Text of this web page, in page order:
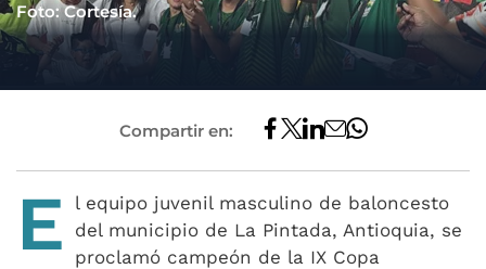
Foto: Cortesía.
Compartir en:
E
l equipo juvenil masculino de baloncesto
del municipio de La Pintada, Antioquia, se
proclamó campeón de la IX Copa